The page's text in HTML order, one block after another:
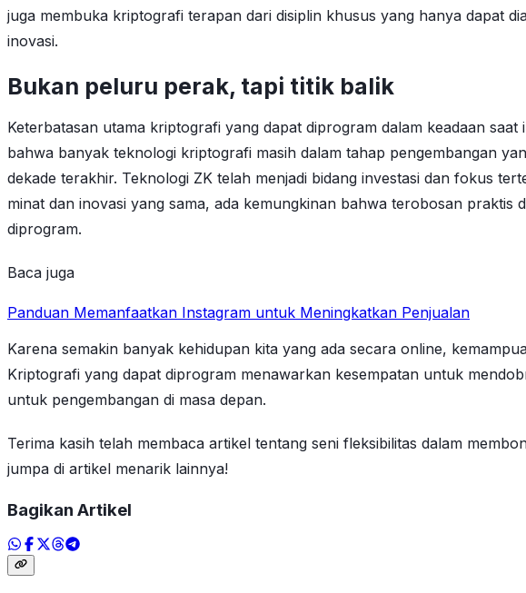
juga membuka kriptografi terapan dari disiplin khusus yang hanya dapat
inovasi.
Bukan peluru perak, tapi titik balik
Keterbatasan utama kriptografi yang dapat diprogram dalam keadaan
bahwa banyak teknologi kriptografi masih dalam tahap pengembangan
dekade terakhir. Teknologi ZK telah menjadi bidang investasi dan fokus
minat dan inovasi yang sama, ada kemungkinan bahwa terobosan
diprogram.
Baca juga
Panduan Memanfaatkan Instagram untuk Meningkatkan Penjualan
Karena semakin banyak kehidupan kita yang ada secara online,
Kriptografi yang dapat diprogram menawarkan kesempatan untuk
untuk pengembangan di masa depan.
Terima kasih telah membaca artikel tentang seni fleksibilitas dalam
jumpa di artikel menarik lainnya!
Bagikan Artikel